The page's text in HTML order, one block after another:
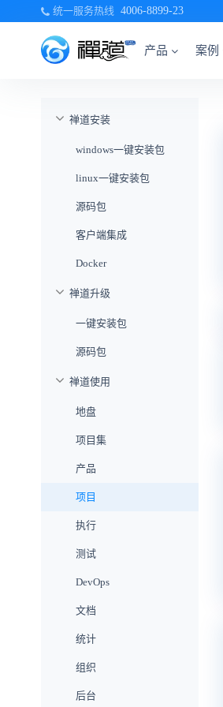
统一服务热线 4006-8899-23
产品 案例
禅道安装
windows一键安装包
linux一键安装包
源码包
客户端集成
Docker
禅道升级
一键安装包
源码包
禅道使用
地盘
项目集
产品
项目
执行
测试
DevOps
文档
统计
组织
后台